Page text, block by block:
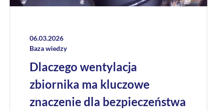
06.03.2026
Baza wiedzy
Dlaczego wentylacja
zbiornika ma kluczowe
znaczenie dla bezpieczeństwa